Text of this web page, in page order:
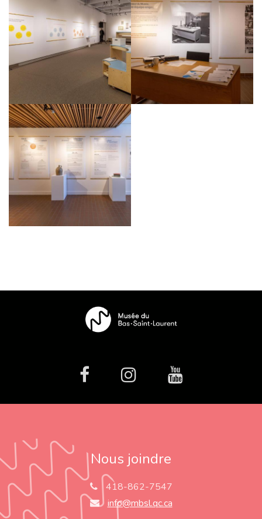
facebookInstagramYoutube
Nous joindre
418-862-7547
info@mbsl.qc.ca